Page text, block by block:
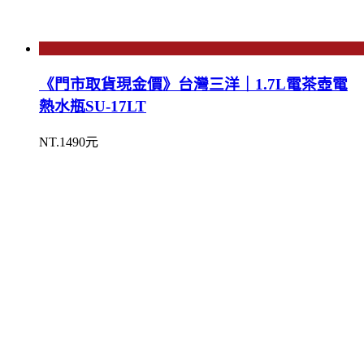
《門市取貨現金價》台灣三洋｜1.7L電茶壺電
熱水瓶SU-17LT
NT.1490元